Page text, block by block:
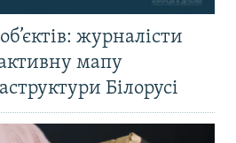
журналісти
мапу
Білорусі